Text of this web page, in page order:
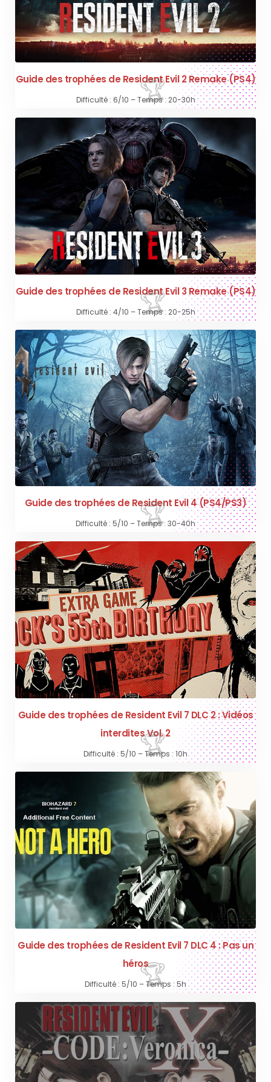
Guide des trophées de Resident Evil 2 Remake (PS4)
Difficulté : 6/10 – Temps : 20-30h
Guide des trophées de Resident Evil 3 Remake (PS4)
Difficulté : 4/10 – Temps : 20-25h
Guide des trophées de Resident Evil 4 (PS4/PS3)
Difficulté : 5/10 – Temps : 30-40h
Guide des trophées de Resident Evil 7 DLC 2 : Vidéos
interdites Vol. 2
Difficulté : 5/10 – Temps : 10h
Guide des trophées de Resident Evil 7 DLC 4 : Pas un
héros
Difficulté : 5/10 – Temps : 5h